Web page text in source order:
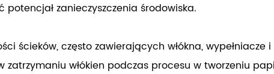
zanieczyszczenia środowiska.
ścieków, często zawierających włókna,
włókien podczas procesu w tworzeniu